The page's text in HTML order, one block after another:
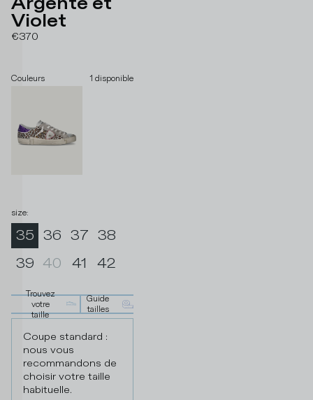
Violet
€370
Couleurs 1 disponible
size:
35 36 37 38
39 40 41 42
Trouvez
votre
taille
Guide
tailles
Coupe standard :
nous vous
recommandons de
choisir votre taille
habituelle.